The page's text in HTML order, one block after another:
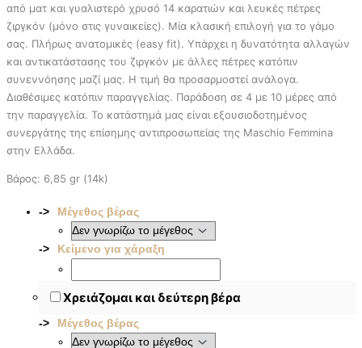
από ματ και γυαλιστερό χρυσό 14 καρατιών και λευκές πέτρες
ζιργκόν (μόνο στις γυναικείες). Μία κλασική επιλογή για το γάμο
σας. Πλήρως ανατομικές (easy fit). Υπάρχει η δυνατότητα αλλαγών
και αντικατάστασης του ζιργκόν με άλλες πέτρες κατόπιν
συνεννόησης μαζί μας. Η τιμή θα προσαρμοστεί ανάλογα.
Διαθέσιμες κατόπιν παραγγελίας. Παράδοση σε 4 με 10 μέρες από
την παραγγελία. To κατάστημά μας είναι εξουσιοδοτημένος
συνεργάτης της επίσημης αντιπροσωπείας της Maschio Femmina
στην Ελλάδα.
Βάρος: 6,85 gr (14k)
Μέγεθος βέρας
Κείμενο για χάραξη
Χρειάζομαι και δεύτερη βέρα
Μέγεθος βέρας